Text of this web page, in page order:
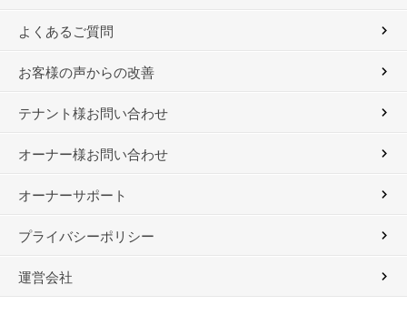
よくあるご質問
お客様の声からの改善
テナント様お問い合わせ
オーナー様お問い合わせ
オーナーサポート
プライバシーポリシー
運営会社